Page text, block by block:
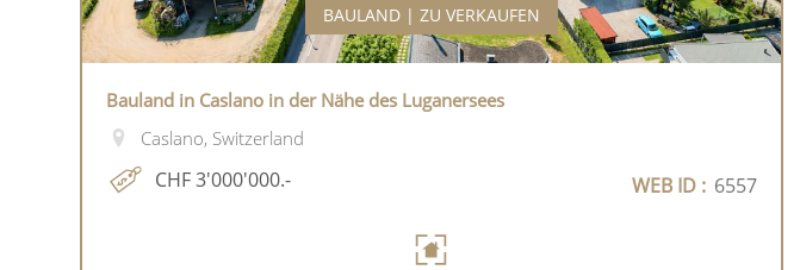
BAULAND | ZU VERKAUFEN
Bauland in Caslano in der Nähe des Luganersees
Caslano, Switzerland
CHF 3'000'000.- WEB ID : 6557